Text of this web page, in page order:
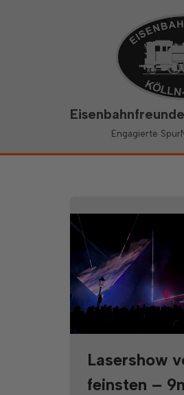
Engagierte
Lasershow
feinsten –